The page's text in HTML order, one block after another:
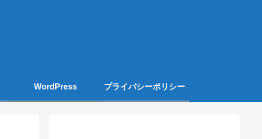
WordPress プライバシーポリシー